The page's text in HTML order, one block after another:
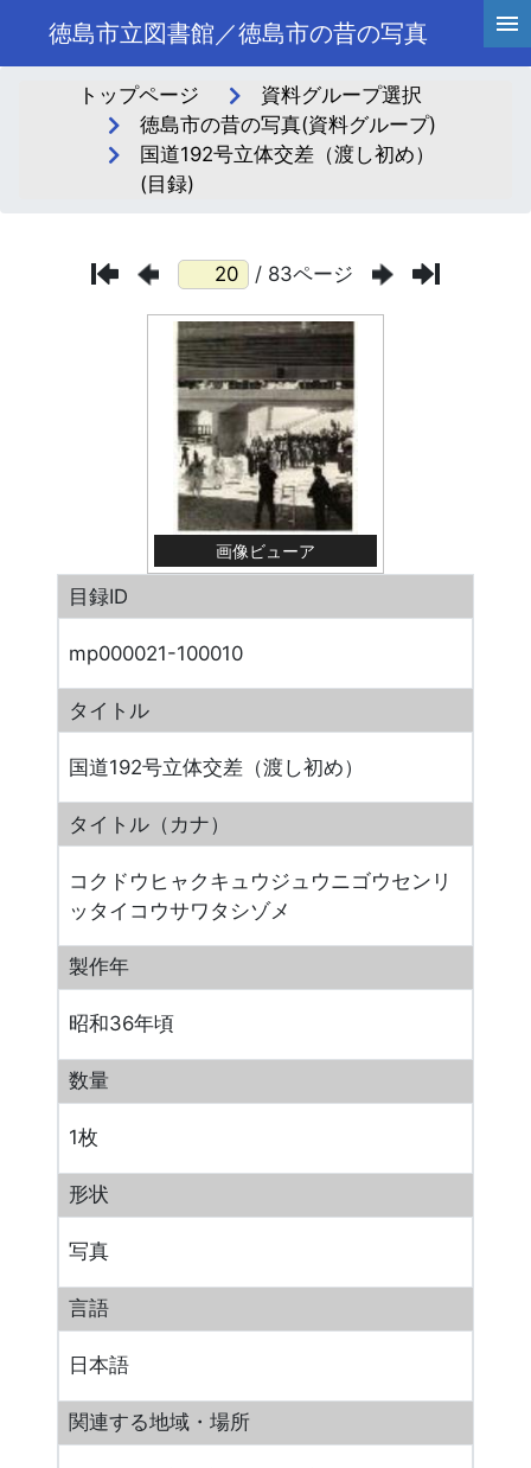
徳島市立図書館／徳島市の昔の写真
トップページ
資料グループ選択
徳島市の昔の写真(資料グループ)
国道192号立体交差（渡し初め）
(目録)
/ 83ページ
画像ビューア
目録ID
mp000021-100010
タイトル
国道192号立体交差（渡し初め）
タイトル（カナ）
コクドウヒャクキュウジュウニゴウセンリ
ッタイコウサワタシゾメ
製作年
昭和36年頃
数量
1枚
形状
写真
言語
日本語
関連する地域・場所